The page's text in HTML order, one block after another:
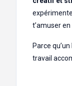
t’amuser en
Parce
travail